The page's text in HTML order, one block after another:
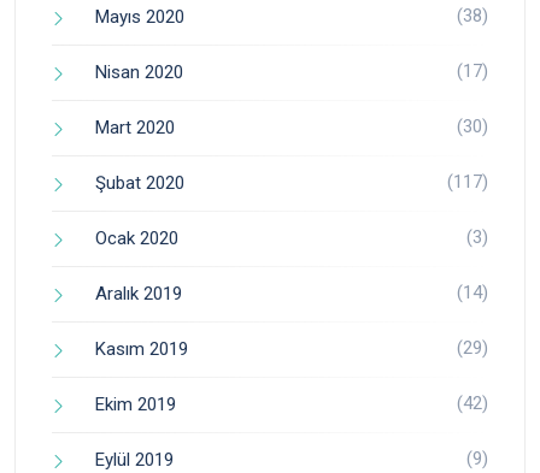
Mayıs 2020 (38)
Nisan 2020 (17)
Mart 2020 (30)
Şubat 2020 (117)
Ocak 2020 (3)
Aralık 2019 (14)
Kasım 2019 (29)
Ekim 2019 (42)
Eylül 2019 (9)